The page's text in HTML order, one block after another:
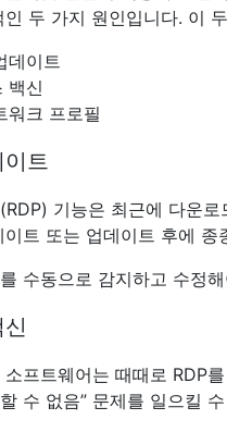
인 두 가지 원인입니다. 이
데이트
백신
워크 프로필
트
기능은 최근에 다운
트 또는 업데이트 후에 종
수동으로 감지하고 수정
프트웨어는 때때로 RDP
수 없음” 문제를 일으킬